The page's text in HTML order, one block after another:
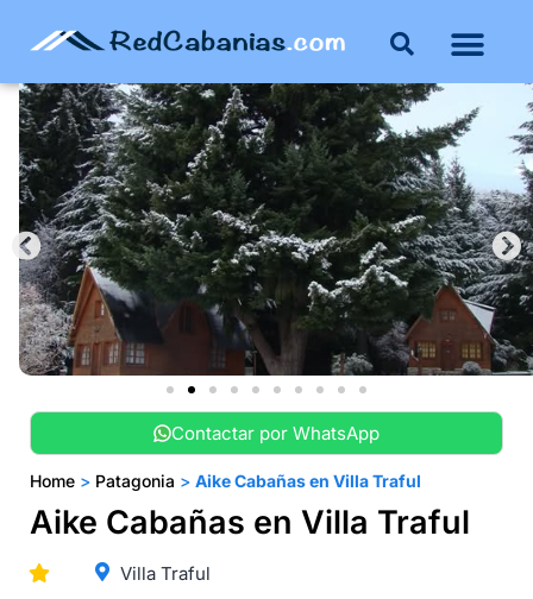
Contactar por WhatsApp
Home > Patagonia > Aike Cabañas en Villa Traful
Aike Cabañas en Villa Traful
Villa Traful